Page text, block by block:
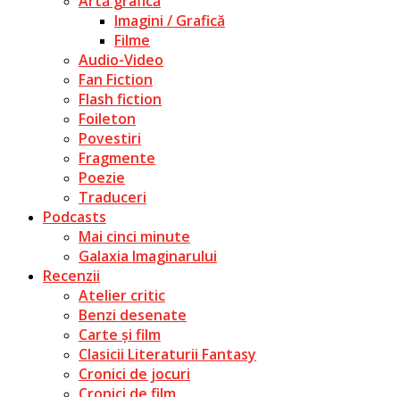
Imagini / Grafică
Filme
Audio-Video
Fan Fiction
Flash fiction
Foileton
Povestiri
Fragmente
Poezie
Traduceri
Podcasts
Mai cinci minute
Galaxia Imaginarului
Recenzii
Atelier critic
Benzi desenate
Carte și film
Clasicii Literaturii Fantasy
Cronici de jocuri